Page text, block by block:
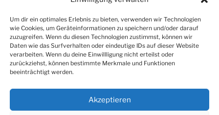
Um dir ein optimales Erlebnis zu bieten, verwenden wir Technologien
wie Cookies, um Geräteinformationen zu speichern und/oder darauf
zuzugreifen. Wenn du diesen Technologien zustimmst, können wir
Daten wie das Surfverhalten oder eindeutige IDs auf dieser Website
verarbeiten. Wenn du deine Einwillligung nicht erteilst oder
zurückziehst, können bestimmte Merkmale und Funktionen
beeinträchtigt werden.
Akzeptieren
SUCHEN
Suche
nach: